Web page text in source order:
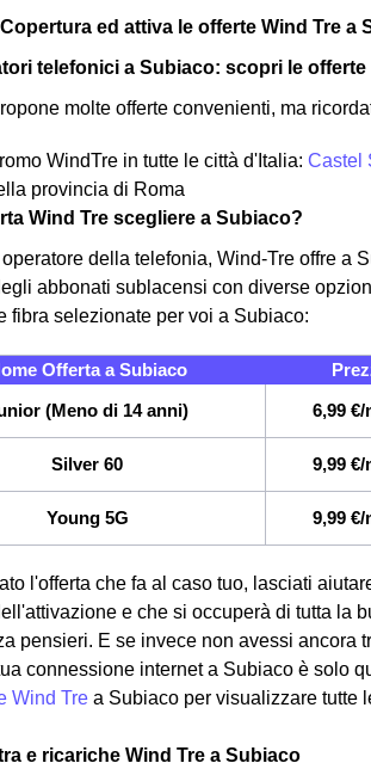
ed attiva le offerte Wind Tre a
telefonici a Subiaco: scopri le offerte
molte offerte convenienti, ma
WindTre in tutte le città d'Italia: Castel
provincia di Roma
Wind Tre scegliere a Subiaco?
operatore della telefonia, Wind-Tre offre a
abbonati sublacensi con diverse
fibra selezionate per voi a Subiaco:
Offerta a Subiaco
(Meno di 14 anni)
6,99 €/
Silver 60 9,99 €/
Young 5G 9,99 €/
l'offerta che fa al caso tuo, lasciati
e che si occuperà di tutta la
pensieri. E se invece non avessi ancora
connessione internet a Subiaco è solo
Wind Tre a Subiaco per visualizzare tutte
e ricariche Wind Tre a Subiaco